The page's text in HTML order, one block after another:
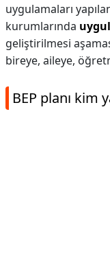
uygulamaları
kurumlarında
geliştirilmesi
bireye, aileye,
BEP planı kim